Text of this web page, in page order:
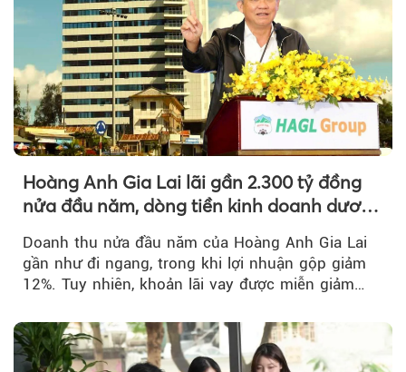
Hoàng Anh Gia Lai lãi gần 2.300 tỷ đồng
nửa đầu năm, dòng tiền kinh doanh dương
Doanh thu nửa đầu năm của Hoàng Anh Gia Lai
gần như đi ngang, trong khi lợi nhuận gộp giảm
12%. Tuy nhiên, khoản lãi vay được miễn giảm